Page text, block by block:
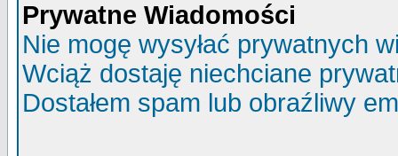
Prywatne Wiadomości
Nie mogę wysyłać prywatnych
Wciąż dostaję niechciane
Dostałem spam lub obraźliwy